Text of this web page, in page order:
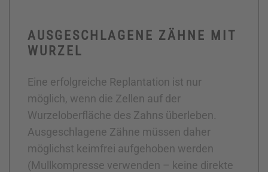
AUSGESCHLAGENE ZÄHNE MIT
WURZEL
Eine erfolgreiche Replantation ist nur
möglich, wenn die Zellen auf der
Wurzeloberfläche des Zahns überleben.
Ausgeschlagene Zähne müssen daher
möglichst keimfrei aufgehoben werden
(Mullkompresse verwenden – keine direkte